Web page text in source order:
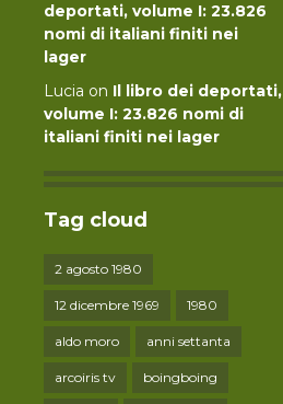
deportati, volume I: 23.826
nomi di italiani finiti nei
lager
Lucia on Il libro dei deportati,
volume I: 23.826 nomi di
italiani finiti nei lager
Tag cloud
2 agosto 1980
12 dicembre 1969 1980
aldo moro anni settanta
arcoiris tv boingboing